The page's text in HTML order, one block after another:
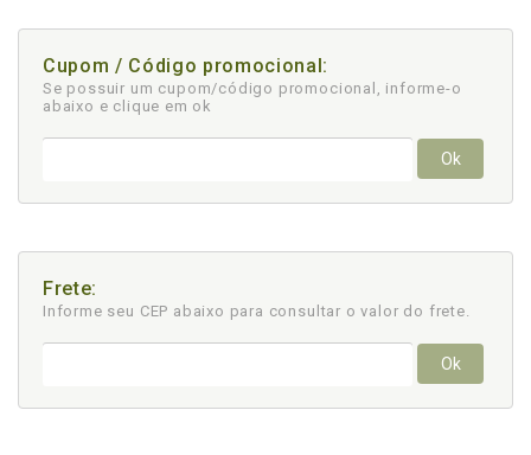
Cupom / Código promocional:
Se possuir um cupom/código promocional, informe-o
abaixo e clique em ok
Ok
Frete:
Informe seu CEP abaixo para consultar o valor do frete.
Ok